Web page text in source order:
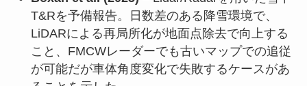
T&Rを予備報告。日数差のある降雪環境で、
LiDARによる再局所化が地面点除去で向上する
こと、FMCWレーダーでも古いマップでの追従
が可能だが車体角度変化で失敗するケースがあ